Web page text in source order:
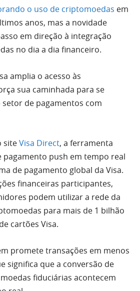
o uso de criptomoedas em
anos, mas a novidade
em direção à integração
no dia a dia financeiro.
amplia o acesso às
sua caminhada para se
de pagamentos com
siteVisa Direct, a ferramenta
pagamento push em tempo real
de pagamento global da Visa.
financeiras participantes,
podem utilizar a rede da
para mais de 1 bilhão
cartões Visa.
promete transações em menos
significa que a conversão de
fiduciárias acontecem